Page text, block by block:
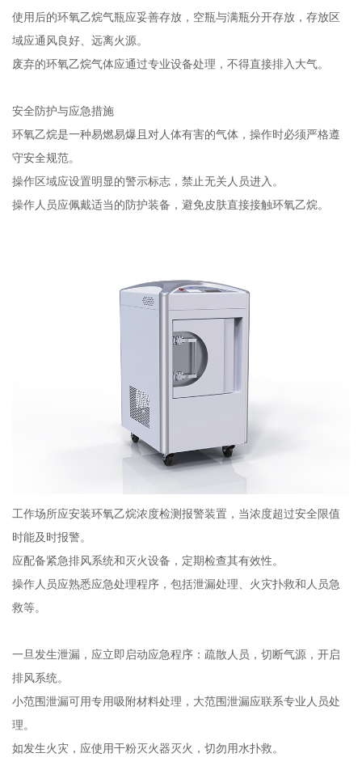
使用后的环氧乙烷气瓶应妥善存放，空瓶与满瓶分开存放，存放区
域应通风良好、远离火源。
废弃的环氧乙烷气体应通过专业设备处理，不得直接排入大气。
安全防护与应急措施
环氧乙烷是一种易燃易爆且对人体有害的气体，操作时必须严格遵
守安全规范。
操作区域应设置明显的警示标志，禁止无关人员进入。
操作人员应佩戴适当的防护装备，避免皮肤直接接触环氧乙烷。
工作场所应安装环氧乙烷浓度检测报警装置，当浓度超过安全限值
时能及时报警。
应配备紧急排风系统和灭火设备，定期检查其有效性。
操作人员应熟悉应急处理程序，包括泄漏处理、火灾扑救和人员急
救等。
一旦发生泄漏，应立即启动应急程序：疏散人员，切断气源，开启
排风系统。
小范围泄漏可用专用吸附材料处理，大范围泄漏应联系专业人员处
理。
如发生火灾，应使用干粉灭火器灭火，切勿用水扑救。